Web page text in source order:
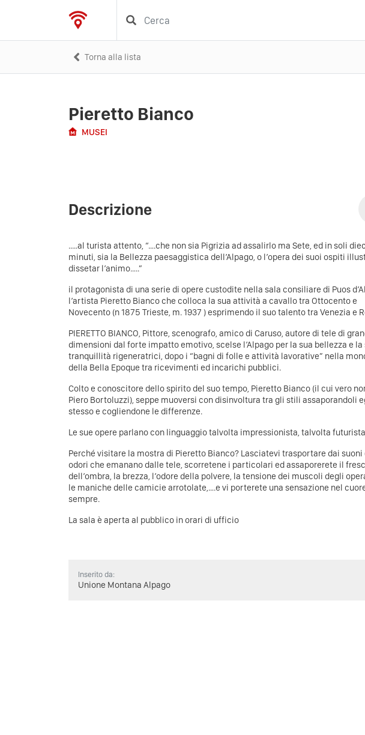
Torna alla lista
Pieretto Bianco
MUSEI
Descrizione
..…al turista attento, “….che non sia Pigrizia ad assalirlo ma Sete, ed in soli
minuti, sia la Bellezza paesaggistica dell’Alpago, o l’opera dei suoi ospiti
dissetar l’animo…..”
il protagonista di una serie di opere custodite nella sala consiliare di Puos
l’artista Pieretto Bianco che colloca la sua attività a cavallo tra Ottocento e
Novecento (n 1875 Trieste, m. 1937 ) esprimendo il suo talento tra Venezia e
PIERETTO BIANCO, Pittore, scenografo, amico di Caruso, autore di tele di
dimensioni dal forte impatto emotivo, scelse l’Alpago per la sua bellezza e la
tranquillità rigeneratrici, dopo i “bagni di folle e attività lavorative” nella
della Bella Epoque tra ricevimenti ed incarichi pubblici.
Colto e conoscitore dello spirito del suo tempo, Pieretto Bianco (il cui vero
Piero Bortoluzzi), seppe muoversi con disinvoltura tra gli stili assaporandoli
stesso e cogliendone le differenze.
Le sue opere parlano con linguaggio talvolta impressionista, talvolta
Perché visitare la mostra di Pieretto Bianco? Lasciatevi trasportare dai suoni
odori che emanano dalle tele, scorretene i particolari ed assaporerete il
dell’ombra, la brezza, l’odore della polvere, la tensione dei muscoli degli
le maniche delle camicie arrotolate,….e vi porterete una sensazione nel
sempre.
La sala è aperta al pubblico in orari di ufficio
Inserito da:
Unione Montana Alpago